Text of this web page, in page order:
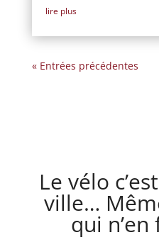
lire plus
« Entrées précédentes
Le vélo
ville…
qui